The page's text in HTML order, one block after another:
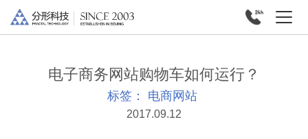
电子商务网站购物车如何运行？
标签： 电商网站
2017.09.12